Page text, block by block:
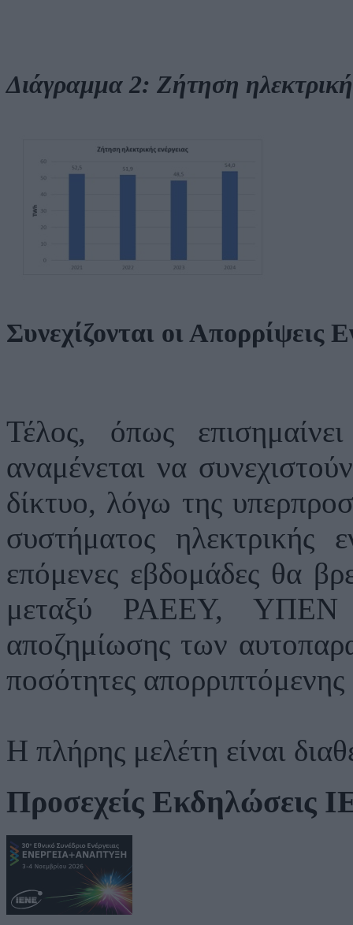
Διάγραμμα 2: Ζήτηση
Συνεχίζονται οι Απορρίψεις
Τέλος, όπως
αναμένεται να
δίκτυο, λόγω της
συστήματος ηλεκτρικής
επόμενες εβδομάδες θα
μεταξύ ΡΑΕΕΥ,
αποζημίωσης των
ποσότητες απορριπτόμενης
Η πλήρης μελέτη είναι
Προσεχείς Εκδηλώσεις